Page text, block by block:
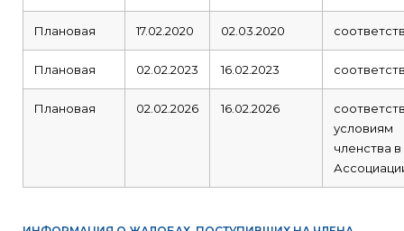
Плановая 17.02.2020 02.03.2020
Плановая 02.02.2023 16.02.2023
Плановая 02.02.2026 16.02.2026
условиям
членства в